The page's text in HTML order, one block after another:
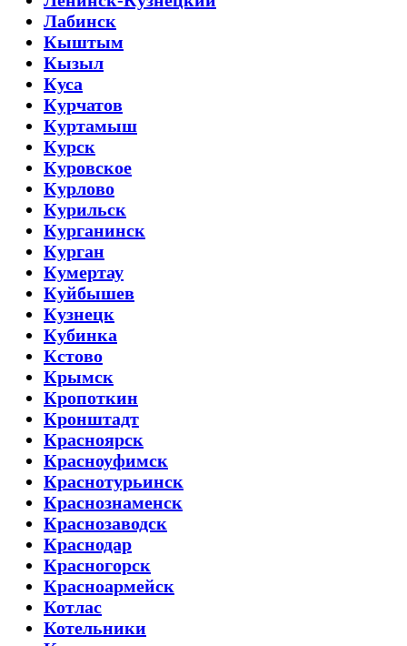
Лабинск
Кыштым
Кызыл
Куса
Курчатов
Куртамыш
Курск
Куровское
Курлово
Курильск
Курганинск
Курган
Кумертау
Куйбышев
Кузнецк
Кубинка
Кстово
Крымск
Кропоткин
Кронштадт
Красноярск
Красноуфимск
Краснотурьинск
Краснознаменск
Краснозаводск
Краснодар
Красногорск
Красноармейск
Котлас
Котельники